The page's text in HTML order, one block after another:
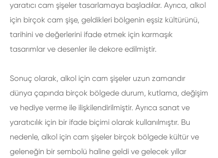
yaratıcı cam şişeler tasarlamaya başladılar. Ayrıca, alkol
için birçok cam şişe, geldikleri bölgenin eşsiz kültürünü,
tarihini ve değerlerini ifade etmek için karmaşık
tasarımlar ve desenler ile dekore edilmiştir.
Sonuç olarak, alkol için cam şişeler uzun zamandır
dünya çapında birçok bölgede durum, kutlama, değişim
ve hediye verme ile ilişkilendirilmiştir. Ayrıca sanat ve
yaratıcılık için bir ifade biçimi olarak kullanılmıştır. Bu
nedenle, alkol için cam şişeler birçok bölgede kültür ve
geleneğin bir sembolü haline geldi ve gelecek yıllar